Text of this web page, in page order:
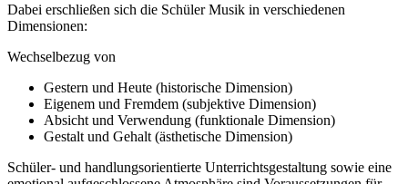
Dabei erschließen sich die Schüler Musik in verschiedenen
Dimensionen:
Wechselbezug von
Gestern und Heute (historische Dimension)
Eigenem und Fremdem (subjektive Dimension)
Absicht und Verwendung (funktionale Dimension)
Gestalt und Gehalt (ästhetische Dimension)
Schüler- und handlungsorientierte Unterrichtsgestaltung sowie eine